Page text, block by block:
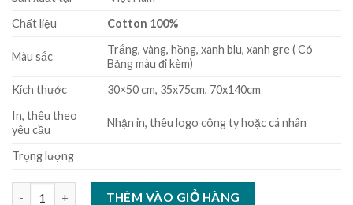
Chất liệu
Cotton 100%
Màu sắc
Trắng, vàng, hồng, xanh blu, xanh gre ( Có
Bảng màu đi kèm)
Kích thước
30×50 cm, 35x75cm, 70x140cm
In, thêu theo
yêu cầu
Nhận in, thêu logo công ty hoặc cá nhân
Trọng lượng
Combo 6 Khăn Cotton 100% số lượng
THÊM VÀO GIỎ HÀNG